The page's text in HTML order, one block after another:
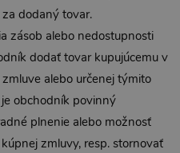
dodaný tovar.
zásob alebo nedostupnosti
dodať tovar kupujúcemu v
alebo určenej týmito
obchodník povinný
plnenie alebo možnosť
zmluvy, resp. stornovať